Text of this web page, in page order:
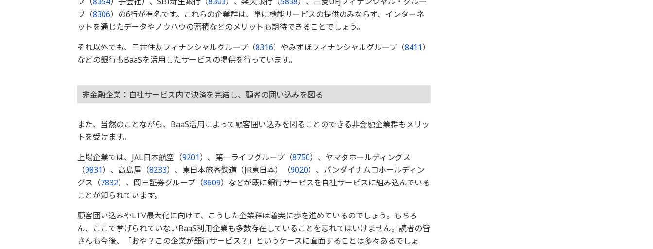
プ（8306）の6行が有名です。これらの企業群は、単に機能サービスの提供のみならず、インターネ
ットを通じたデータやノウハウの蓄積などのメリットも期待できることでしょう。
それ以外でも、三井住友フィナンシャルグループ（8316）やみずほフィナンシャルグループ（8411）
などの銀行もBaaSを活用したサービスの提供を行っています。
非金融企業：自社サービス内で決済を完結し、顧客の囲い込みを図る
また、当然のことながら、BaaS活用によって顧客囲い込みを図ることのできる非金融企業群もメリッ
トを受けます。
上場企業では、JAL日本航空（9201）、第一ライフグループ（8750）、ヤマダホールディングス
（9831）、高島屋（8233）、東日本旅客鉄道（JR東日本）（9020）、バンダイナムコホールディン
グス（7832）、岡三証券グループ（8609）などが既に銀行サービスを自社サービスに組み込んでいる
ことが知られています。
顧客囲い込みやLTV最大化に向けて、こうした企業群は着実に歩を進めているのでしょう。もちろ
ん、ここで挙げられていないBaaS利用企業も多数存在していることを忘れてはいけません。読者の皆
さんも今後、「おや？この企業が銀行サービス？」というケースに直面することは多々あるでしょ